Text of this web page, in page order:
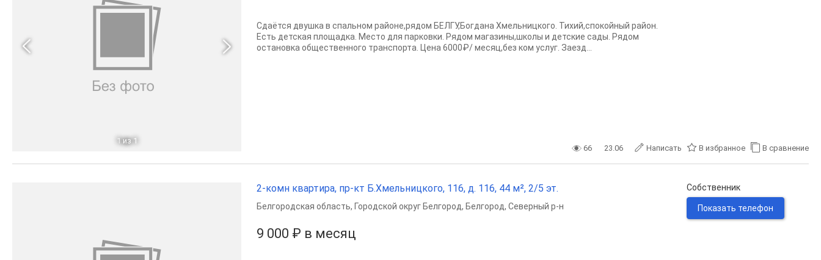
1 из 1
Сдаётся двушка в спальном районе,рядом БЕЛГУ,Богдана Хмельницкого. Тихий,спокойный район.
Есть детская площадка. Место для парковки. Рядом магазины,школы и детские сады. Рядом
остановка общественного транспорта. Цена 6000₽/ месяц,без ком услуг. Заезд...
66 23.06 Написать В избранное В сравнение
2-комн квартира, пр-кт Б.Хмельницкого, 116, д. 116, 44 м², 2/5 эт.
9 000 ₽ в месяц
Белгородская область, Городской округ Белгород, Белгород, Северный р-н
Собственник
Показать телефон